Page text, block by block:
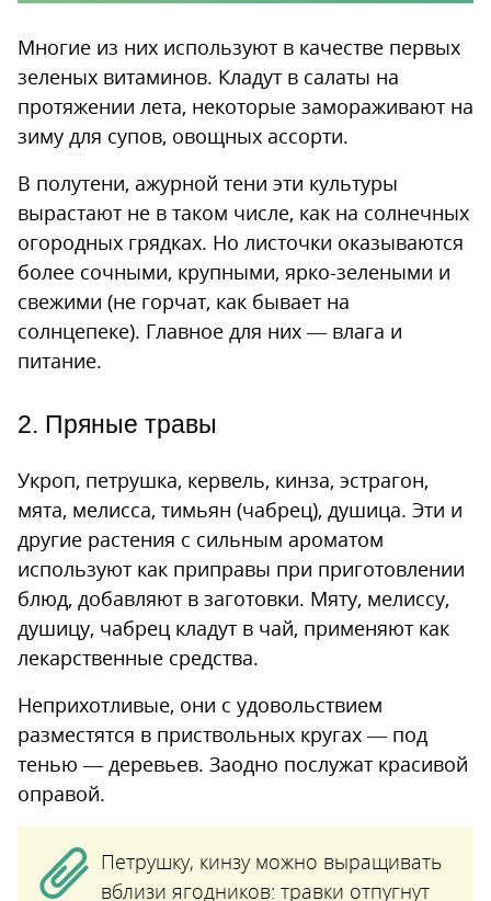
Многие из них используют в качестве первых
зеленых витаминов. Кладут в салаты на
протяжении лета, некоторые замораживают на
зиму для супов, овощных ассорти.
В полутени, ажурной тени эти культуры
вырастают не в таком числе, как на солнечных
огородных грядках. Но листочки оказываются
более сочными, крупными, ярко-зелеными и
свежими (не горчат, как бывает на
солнцепеке). Главное для них — влага и
питание.
2. Пряные травы
Укроп, петрушка, кервель, кинза, эстрагон,
мята, мелисса, тимьян (чабрец), душица. Эти и
другие растения с сильным ароматом
используют как приправы при приготовлении
блюд, добавляют в заготовки. Мяту, мелиссу,
душицу, чабрец кладут в чай, применяют как
лекарственные средства.
Неприхотливые, они с удовольствием
разместятся в приствольных кругах — под
тенью — деревьев. Заодно послужат красивой
оправой.
Петрушку, кинзу можно выращивать
вблизи ягодников: травки отпугнут